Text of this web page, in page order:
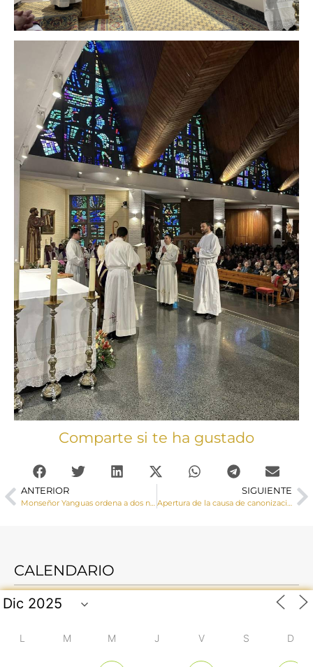
Comparte si te ha gustado
ANTERIOR
Monseñor Yanguas ordena a dos nuevos diáconos, César y Felipe
SIGUIENTE
Apertura de la causa de canonización del Siervo de Dios Bonifacio Bonillo Fernández natural de Cañaveruelas
CALENDARIO
L M M J V S D